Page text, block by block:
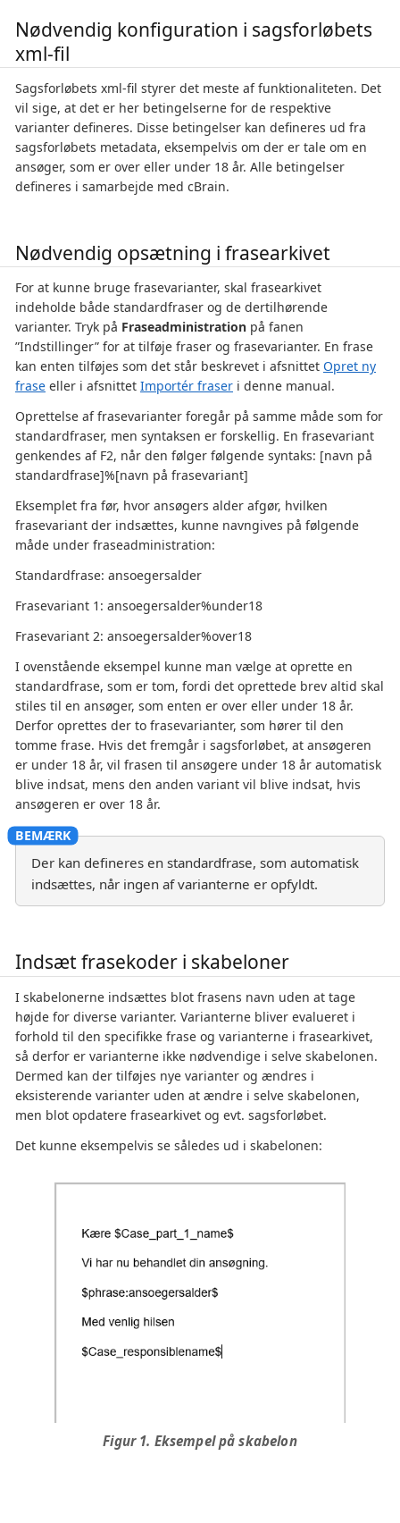
Nødvendig konfiguration i sagsforløbets
xml-fil
Sagsforløbets xml-fil styrer det meste af funktionaliteten. Det
vil sige, at det er her betingelserne for de respektive
varianter defineres. Disse betingelser kan defineres ud fra
sagsforløbets metadata, eksempelvis om der er tale om en
ansøger, som er over eller under 18 år. Alle betingelser
defineres i samarbejde med cBrain.
Nødvendig opsætning i frasearkivet
For at kunne bruge frasevarianter, skal frasearkivet
indeholde både standardfraser og de dertilhørende
varianter. Tryk på Fraseadministration på fanen
”Indstillinger” for at tilføje fraser og frasevarianter. En frase
kan enten tilføjes som det står beskrevet i afsnittet Opret ny
frase eller i afsnittet Importér fraser i denne manual.
Oprettelse af frasevarianter foregår på samme måde som for
standardfraser, men syntaksen er forskellig. En frasevariant
genkendes af F2, når den følger følgende syntaks: [navn på
standardfrase]%[navn på frasevariant]
Eksemplet fra før, hvor ansøgers alder afgør, hvilken
frasevariant der indsættes, kunne navngives på følgende
måde under fraseadministration:
Standardfrase: ansoegersalder
Frasevariant 1: ansoegersalder%under18
Frasevariant 2: ansoegersalder%over18
I ovenstående eksempel kunne man vælge at oprette en
standardfrase, som er tom, fordi det oprettede brev altid skal
stiles til en ansøger, som enten er over eller under 18 år.
Derfor oprettes der to frasevarianter, som hører til den
tomme frase. Hvis det fremgår i sagsforløbet, at ansøgeren
er under 18 år, vil frasen til ansøgere under 18 år automatisk
blive indsat, mens den anden variant vil blive indsat, hvis
ansøgeren er over 18 år.
Der kan defineres en standardfrase, som automatisk
indsættes, når ingen af varianterne er opfyldt.
Indsæt frasekoder i skabeloner
I skabelonerne indsættes blot frasens navn uden at tage
højde for diverse varianter. Varianterne bliver evalueret i
forhold til den specifikke frase og varianterne i frasearkivet,
så derfor er varianterne ikke nødvendige i selve skabelonen.
Dermed kan der tilføjes nye varianter og ændres i
eksisterende varianter uden at ændre i selve skabelonen,
men blot opdatere frasearkivet og evt. sagsforløbet.
Det kunne eksempelvis se således ud i skabelonen:
Figur 1. Eksempel på skabelon